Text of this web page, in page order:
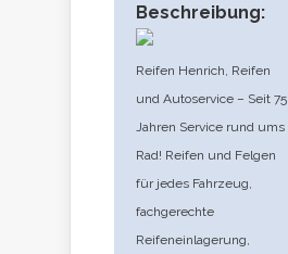
Beschreibung:
Reifen Henrich, Reifen
und Autoservice – Seit 75
Jahren Service rund ums
Rad! Reifen und Felgen
für jedes Fahrzeug,
fachgerechte
Reifeneinlagerung,